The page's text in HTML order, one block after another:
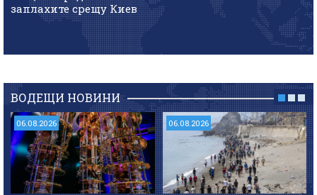
заплахите срещу Киев
ВОДЕЩИ НОВИНИ
06.08.2026 06.08.2026